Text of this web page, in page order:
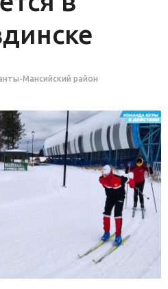
Мансийский район